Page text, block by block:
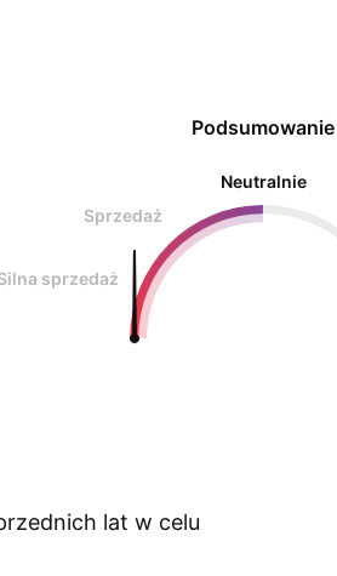
Podsumowanie
Neutralnie
Sprzedaż
sprzedaż
lat w celu